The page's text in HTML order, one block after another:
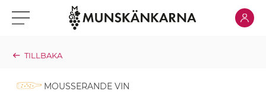
Klicka för meny Klicka
TILLBAKA
MOUSSERANDE VIN